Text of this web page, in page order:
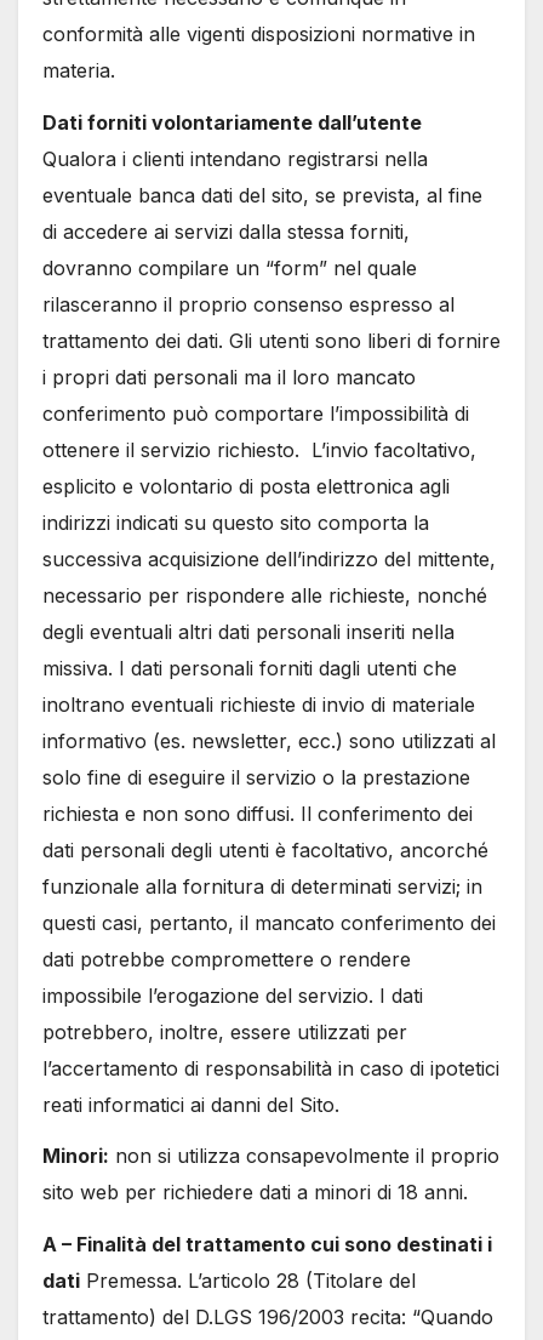
conformità alle vigenti disposizioni normative in
materia.
Dati forniti volontariamente dall’utente
Qualora i clienti intendano registrarsi nella
eventuale banca dati del sito, se prevista, al fine
di accedere ai servizi dalla stessa forniti,
dovranno compilare un “form” nel quale
rilasceranno il proprio consenso espresso al
trattamento dei dati. Gli utenti sono liberi di fornire
i propri dati personali ma il loro mancato
conferimento può comportare l’impossibilità di
ottenere il servizio richiesto. L’invio facoltativo,
esplicito e volontario di posta elettronica agli
indirizzi indicati su questo sito comporta la
successiva acquisizione dell’indirizzo del mittente,
necessario per rispondere alle richieste, nonché
degli eventuali altri dati personali inseriti nella
missiva. I dati personali forniti dagli utenti che
inoltrano eventuali richieste di invio di materiale
informativo (es. newsletter, ecc.) sono utilizzati al
solo fine di eseguire il servizio o la prestazione
richiesta e non sono diffusi. Il conferimento dei
dati personali degli utenti è facoltativo, ancorché
funzionale alla fornitura di determinati servizi; in
questi casi, pertanto, il mancato conferimento dei
dati potrebbe compromettere o rendere
impossibile l’erogazione del servizio. I dati
potrebbero, inoltre, essere utilizzati per
l’accertamento di responsabilità in caso di ipotetici
reati informatici ai danni del Sito.
Minori: non si utilizza consapevolmente il proprio
sito web per richiedere dati a minori di 18 anni.
A – Finalità del trattamento cui sono destinati i
dati Premessa. L’articolo 28 (Titolare del
trattamento) del D.LGS 196/2003 recita: “Quando